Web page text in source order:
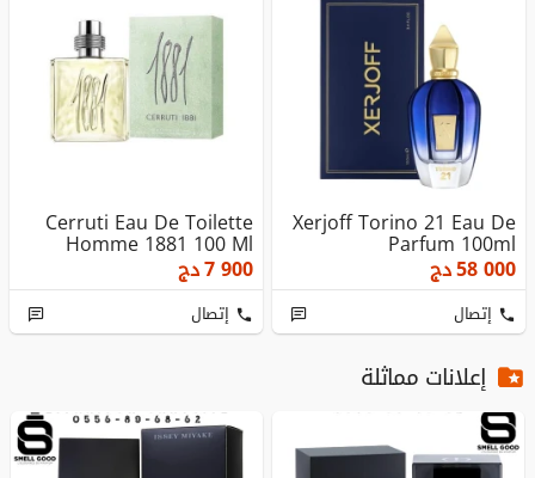
Xerjoff Torino 21 Eau De
Parfum 100ml
58 000دج
إتصال
Cerruti Eau De Toilette
Homme 1881 100 Ml
7 900دج
إتصال
إعلانات مماثلة